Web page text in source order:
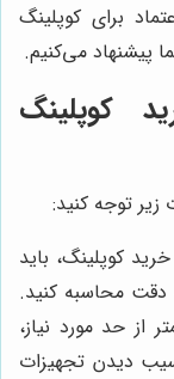
برای کوپلینگ
پیشنهاد می‌کنیم.
کوپلینگ
زیر توجه کنید:
کوپلینگ، باید
دقت محاسبه کنید.
از حد مورد نیاز،
دیدن تجهیزات